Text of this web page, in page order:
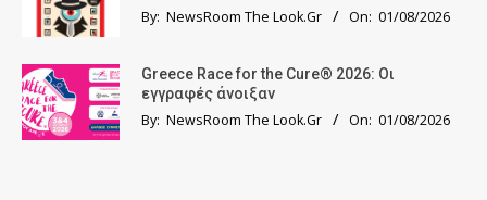
By: NewsRoom The Look.Gr On: 01/08/2026
Greece Race for the Cure® 2026: Οι
εγγραφές άνοιξαν
By: NewsRoom The Look.Gr On: 01/08/2026